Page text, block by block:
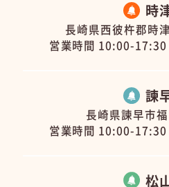
時
長崎県西彼杵郡時
営業時間 10:00-
諫
長崎県諫早市
営業時間 10:00-
松